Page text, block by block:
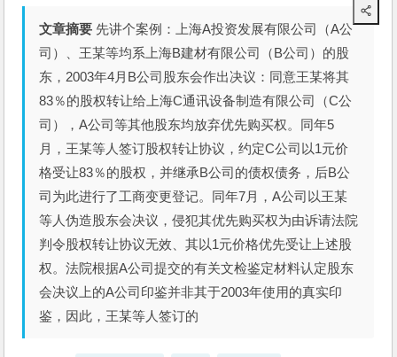
文章摘要 先讲个案例：上海A投资发展有限公司（A公
司）、王某等均系上海B建材有限公司（B公司）的股
东，2003年4月B公司股东会作出决议：同意王某将其
83％的股权转让给上海C通讯设备制造有限公司（C公
司），A公司等其他股东均放弃优先购买权。同年5
月，王某等人签订股权转让协议，约定C公司以1元价
格受让83％的股权，并继承B公司的债权债务，后B公
司为此进行了工商变更登记。同年7月，A公司以王某
等人伪造股东会决议，侵犯其优先购买权为由诉请法院
判令股权转让协议无效、其以1元价格优先受让上述股
权。法院根据A公司提交的有关文检鉴定材料认定股东
会决议上的A公司印鉴并非其于2003年使用的真实印
鉴，因此，王某等人签订的